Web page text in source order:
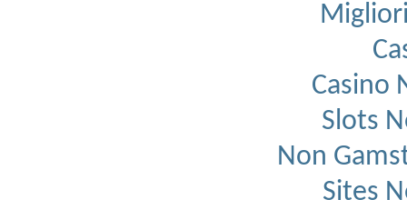
Casino
Slots
Non
Sites